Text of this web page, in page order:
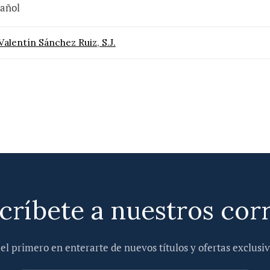
Sánchez Ruiz, S.J.
a nuestros
el primero en enterarte de nuevos títulos y ofertas